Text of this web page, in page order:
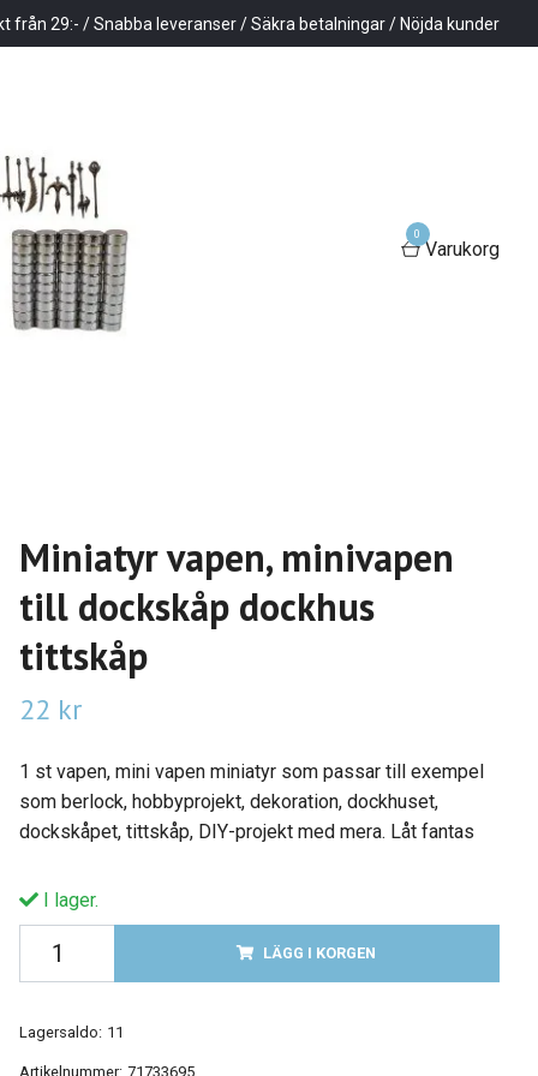
från 29:- / Snabba leveranser / Säkra betalningar / Nöjda kunder
0
Varukorg
Miniatyr vapen, minivapen
till dockskåp dockhus
tittskåp
22 kr
1 st vapen, mini vapen miniatyr som passar till exempel
som berlock, hobbyprojekt, dekoration, dockhuset,
dockskåpet, tittskåp, DIY-projekt med mera. Låt fantas
I lager.
LÄGG I KORGEN
Lagersaldo: 11
Artikelnummer: 71733695